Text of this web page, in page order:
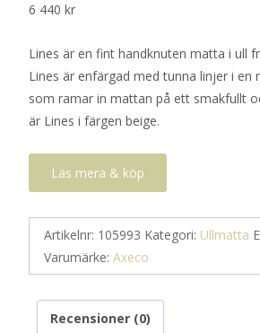
6 440 kr
Lines är en fint handknuten matta i ull
Lines är enfärgad med tunna linjer i en
som ramar in mattan på ett smakfullt
är Lines i färgen beige.
Läs mera & köp
Artikelnr: 105993 Kategori: Ullmatta
Varumärke: Axeco
Recensioner (0)